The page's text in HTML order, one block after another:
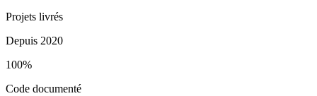
Projets livrés
Depuis 2020
100%
Code documenté